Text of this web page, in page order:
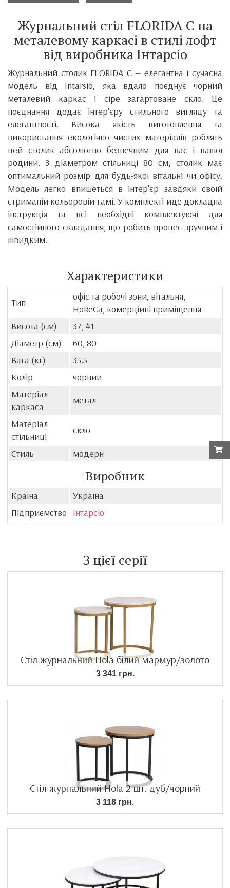
Журнальний стіл FLORIDA С на
металевому каркасі в стилі лофт
від виробника Інтарсіо
Журнальний столик FLORIDA C — елегантна і сучасна
модель від Intarsio, яка вдало поєднує чорний
металевий каркас і сіре загартоване скло. Це
поєднання додає інтер'єру стильного вигляду та
елегантності. Висока якість виготовлення та
використання екологічно чистих матеріалів роблять
цей столик абсолютно безпечним для вас і вашої
родини. З діаметром стільниці 80 см, столик має
оптимальний розмір для будь-якої вітальні чи офісу.
Модель легко впишеться в інтер'єр завдяки своїй
стриманій кольоровій гамі. У комплекті йде докладна
інструкція та всі необхідні комплектуючі для
самостійного складання, що робить процес зручним і
швидким.
Характеристики
Тип
офіс та робочі зони, вітальня,
HoReCa, комерційні приміщення
Висота (см)
37, 41
Діаметр (см)
60, 80
Вага (кг)
33.5
Колір
чорний
Матеріал
каркаса
метал
Матеріал
стільниці
скло
Стиль
модерн
Виробник
Країна
Україна
Підприємство
Інтарсіо
З цієї серії
Стіл журнальний Hola білий мармур/золото
3 341 грн.
Стіл журнальний Hola 2 шт. дуб/чорний
3 118 грн.